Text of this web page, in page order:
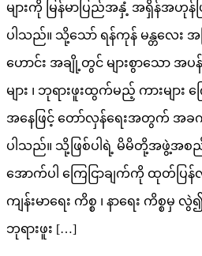
များကို မြန်မာပြည်အနှံ့ အရှိန်အဟု
ပါသည်။ သို့သော် ရန်ကုန် မန္တလေး
ဟောင်း အချို့တွင် များစွာသော အပ
များ ၊ ဘုရားဖူးထွက်မည့် ကားမျာ
အနေဖြင့် တော်လှန်ရေးအတွက် အခ
ပါသည်။ သို့ဖြစ်ပါရဲ့ မိမိတို့အဖွဲ့အစည်
အောက်ပါ ကြေငြာချက်ကို ထုတ်ပြ
ကျန်းမာရေး ကိစ္စ ၊ နာရေး ကိစ္စမှ
ဘုရားဖူး […]